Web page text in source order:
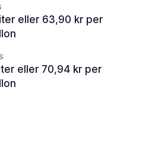
eller 63,90 kr per
eller 70,94 kr per